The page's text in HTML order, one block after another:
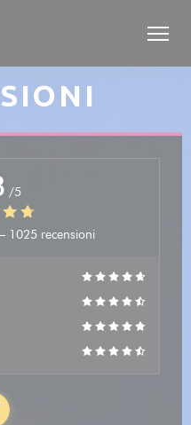
/5
1025 recensioni